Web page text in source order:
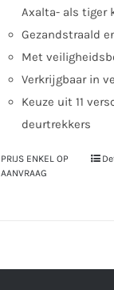
Axalta- als tiger
Gezandstraald
Met
Verkrijgbaar in
Keuze uit 11
deurtrekkers
PRIJS ENKEL OP
AANVRAAG